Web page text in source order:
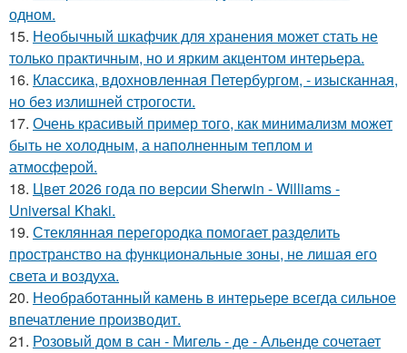
одном.
15. Необычный шкафчик для хранения может стать не
только практичным, но и ярким акцентом интерьера.
16. Классика, вдохновленная Петербургом, - изысканная,
но без излишней строгости.
17. Очень красивый пример того, как минимализм может
быть не холодным, а наполненным теплом и
атмосферой.
18. Цвет 2026 года по версии Sherwin - Williams -
Universal Khaki.
19. Стеклянная перегородка помогает разделить
пространство на функциональные зоны, не лишая его
света и воздуха.
20. Необработанный камень в интерьере всегда сильное
впечатление производит.
21. Розовый дом в сан - Мигель - де - Альенде сочетает